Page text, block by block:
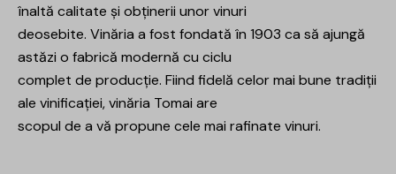
înaltă calitate și obținerii unor vinuri
deosebite. Vinăria a fost fondată în 1903 ca să ajungă
astăzi o fabrică modernă cu ciclu
complet de producție. Fiind fidelă celor mai bune tradiții
ale vinificației, vinăria Tomai are
scopul de a vă propune cele mai rafinate vinuri.